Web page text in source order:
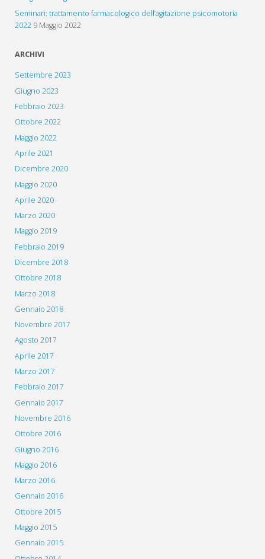
Seminari: trattamento farmacologico dell’agitazione psicomotoria
2022 9 Maggio 2022
ARCHIVI
Settembre 2023
Giugno 2023
Febbraio 2023
Ottobre 2022
Maggio 2022
Aprile 2021
Dicembre 2020
Maggio 2020
Aprile 2020
Marzo 2020
Maggio 2019
Febbraio 2019
Dicembre 2018
Ottobre 2018
Marzo 2018
Gennaio 2018
Novembre 2017
Agosto 2017
Aprile 2017
Marzo 2017
Febbraio 2017
Gennaio 2017
Novembre 2016
Ottobre 2016
Giugno 2016
Maggio 2016
Marzo 2016
Gennaio 2016
Ottobre 2015
Maggio 2015
Gennaio 2015